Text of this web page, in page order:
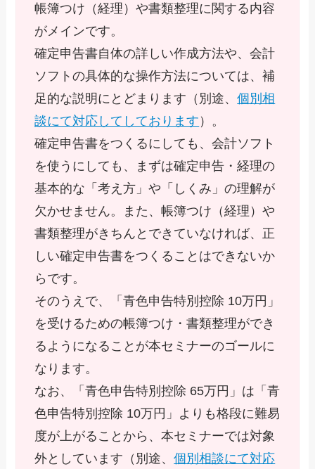
帳簿つけ（経理）や書類整理に関する内容
がメインです。
確定申告書自体の詳しい作成方法や、会計
ソフトの具体的な操作方法については、補
足的な説明にとどまります（別途、個別相
談にて対応してしております ）。
確定申告書をつくるにしても、会計ソフト
を使うにしても、まずは確定申告・経理の
基本的な「考え方」や「しくみ」の理解が
欠かせません。また、帳簿つけ（経理）や
書類整理がきちんとできていなければ、正
しい確定申告書をつくることはできないか
らです。
そのうえで、「青色申告特別控除 10万円」
を受けるための帳簿つけ・書類整理ができ
るようになることが本セミナーのゴールに
なります。
なお、「青色申告特別控除 65万円」は「青
色申告特別控除 10万円」よりも格段に難易
度が上がることから、本セミナーでは対象
外としています（別途、個別相談にて対応